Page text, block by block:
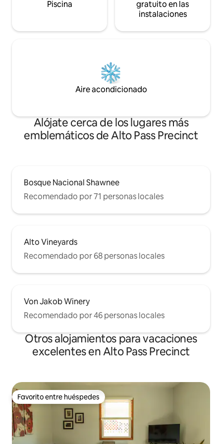
Piscina
gratuito en las
instalaciones
Aire acondicionado
Alójate cerca de los lugares más
emblemáticos de Alto Pass Precinct
Bosque Nacional Shawnee
Recomendado por 71 personas locales
Alto Vineyards
Recomendado por 68 personas locales
Von Jakob Winery
Recomendado por 46 personas locales
Otros alojamientos para vacaciones
excelentes en Alto Pass Precinct
Favorito entre huéspedes
Favorito entre huéspedes